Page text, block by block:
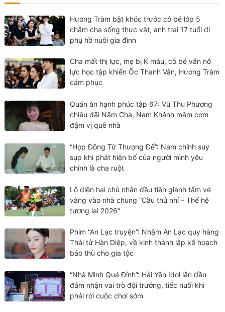
Hương Tràm bật khóc trước cô bé lớp 5
chăm cha sống thực vật, anh trai 17 tuổi đi
phụ hồ nuôi gia đình
Cha mất thị lực, mẹ bị K máu, cô bé vẫn nỗ
lực học tập khiến Ốc Thanh Vân, Hương Tràm
cảm phục
Quán ăn hạnh phúc tập 67: Vũ Thu Phương
chiêu đãi Năm Chà, Nam Khánh mâm cơm
đậm vị quê nhà
“Hợp Đồng Từ Thượng Đế”: Nam chính suy
sụp khi phát hiện bố của người mình yêu
chính là cha ruột
Lộ diện hai chủ nhân đầu tiên giành tấm vé
vàng vào nhà chung “Cầu thủ nhí – Thế hệ
tương lai 2026”
Phim “An Lạc truyện”: Nhậm An Lạc quy hàng
Thái tử Hàn Diệp, về kinh thành lập kế hoạch
báo thù cho gia tộc
“Nhà Mình Quá Đỉnh”: Hải Yến Idol lần đầu
đảm nhận vai trò đội trưởng, tiếc nuối khi
phải rời cuộc chơi sớm